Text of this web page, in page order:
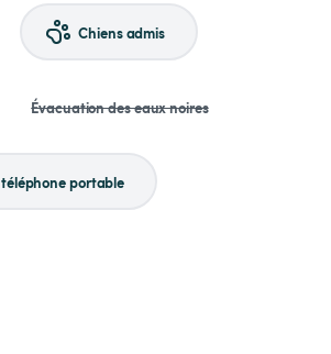
Chiens admis
Évacuation des eaux noires
portable